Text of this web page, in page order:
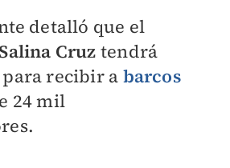
detalló que el
Cruztendrá
recibir a barcos
24 mil